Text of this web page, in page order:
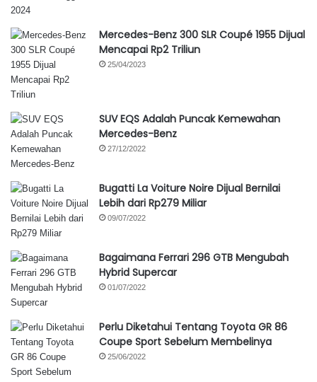
Mercedes-Benz 300 SLR Coupé 1955 Dijual
Mencapai Rp2 Triliun
25/04/2023
SUV EQS Adalah Puncak Kemewahan
Mercedes-Benz
27/12/2022
Bugatti La Voiture Noire Dijual Bernilai
Lebih dari Rp279 Miliar
09/07/2022
Bagaimana Ferrari 296 GTB Mengubah
Hybrid Supercar
01/07/2022
Perlu Diketahui Tentang Toyota GR 86
Coupe Sport Sebelum Membelinya
25/06/2022